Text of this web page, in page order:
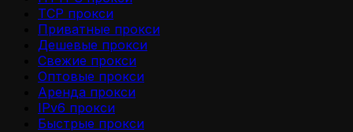
TCP прокси
Приватные прокси
Дешевые прокси
Свежие прокси
Оптовые прокси
Аренда прокси
IPv6 прокси
Быстрые прокси